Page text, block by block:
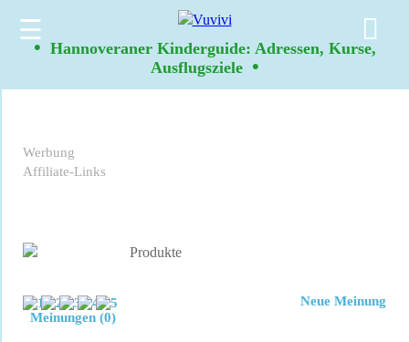
☰
• Hannoveraner Kinderguide: Adressen, Kurse,
Ausflugsziele •
Werbung
Affiliate-Links
Meinungen (0)
Neue Meinung